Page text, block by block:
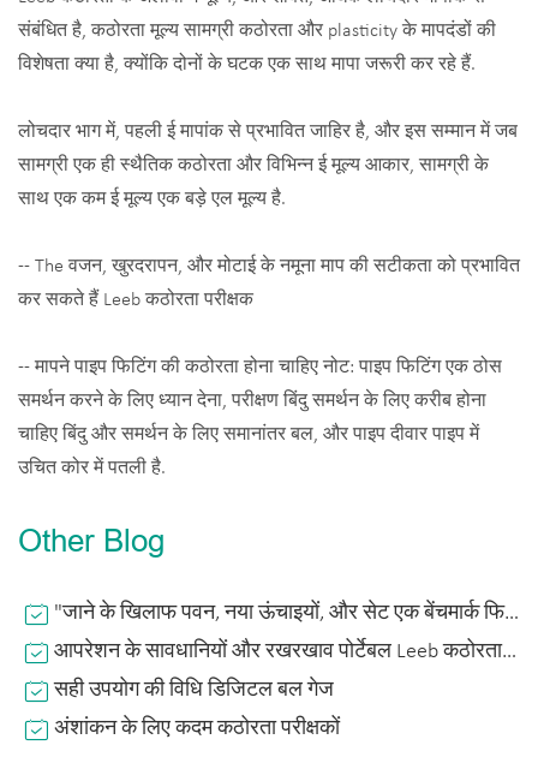
संबंधित है, कठोरता मूल्य सामग्री कठोरता और plasticity के मापदंडों की
विशेषता क्या है, क्योंकि दोनों के घटक एक साथ मापा जरूरी कर रहे हैं.
लोचदार भाग में, पहली ई मापांक से प्रभावित जाहिर है, और इस सम्मान में जब
सामग्री एक ही स्थैतिक कठोरता और विभिन्न ई मूल्य आकार, सामग्री के
साथ एक कम ई मूल्य एक बड़े एल मूल्य है.
-- The वजन, खुरदरापन, और मोटाई के नमूना माप की सटीकता को प्रभावित
कर सकते हैं Leeb कठोरता परीक्षक
-- मापने पाइप फिटिंग की कठोरता होना चाहिए नोट: पाइप फिटिंग एक ठोस
समर्थन करने के लिए ध्यान देना, परीक्षण बिंदु समर्थन के लिए करीब होना
चाहिए बिंदु और समर्थन के लिए समानांतर बल, और पाइप दीवार पाइप में
उचित कोर में पतली है.
Other Blog
"जाने के खिलाफ पवन, नया ऊंचाइयों, और सेट एक बेंचमार्क फिर" औद्योगिक प्रदर्शनी
आपरेशन के सावधानियों और रखरखाव पोर्टेबल Leeb कठोरता परीक्षक
सही उपयोग की विधि डिजिटल बल गेज
अंशांकन के लिए कदम कठोरता परीक्षकों